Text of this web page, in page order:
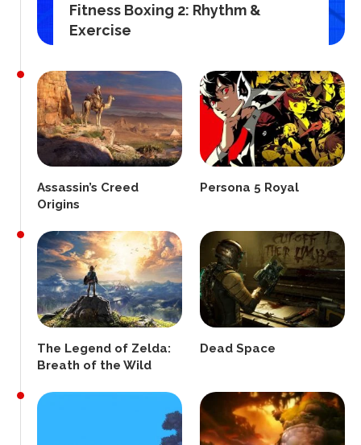
Fitness Boxing 2: Rhythm &
Exercise
Assassin’s Creed
Origins
Persona 5 Royal
The Legend of Zelda:
Breath of the Wild
Dead Space